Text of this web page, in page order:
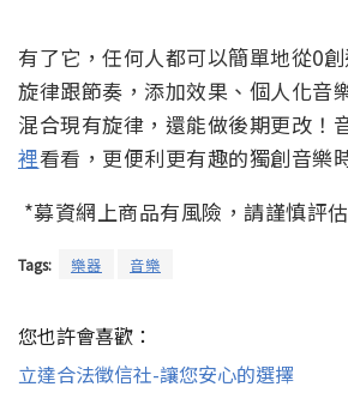
有了它，任何人都可以簡單地從0
旋律跟節奏，添加效果、個人化音
混合現有旋律，還能做後期更改！
裡看看，更便利更有趣的獨創音樂
*募資網上商品有風險，請謹慎評
Tags: 樂器 音樂
您也許會喜歡：
立達合法徵信社-讓您安心的選擇